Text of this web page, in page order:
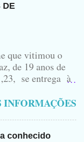
DE
que vitimou o
de 19 anos de
se entrega à
aconteceu ...
INFORMAÇÕES
conhecido